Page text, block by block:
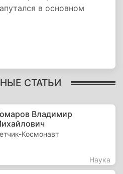
в основном
СТАТЬИ
Владимир
Космонавт
Наука